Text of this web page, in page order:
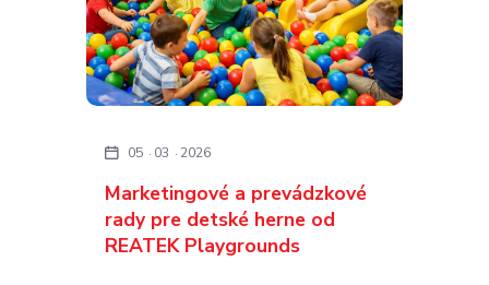
Marketingové a prevádzkové
rady pre detské herne od
REATEK Playgrounds
05 03 2026